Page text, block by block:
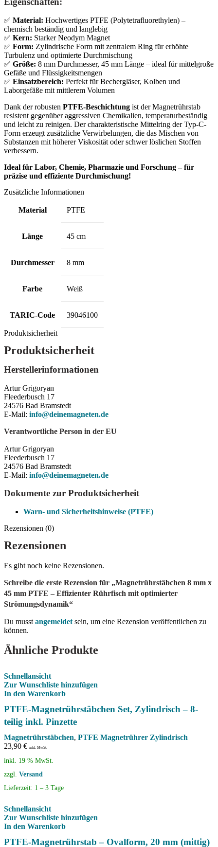
✅ Material: Hochwertiges PTFE (Polytetrafluorethylen) –
chemisch beständig und langlebig
✅ Kern: Starker Neodym Magnet
✅ Form: Zylindrische Form mit zentralem Ring für erhöhte
Turbulenz und optimierte Durchmischung
✅ Größe: 8 mm Durchmesser, 45 mm Länge – ideal für mittelgroße
Gefäße und Flüssigkeitsmengen
✅ Einsatzbereich: Perfekt für Bechergläser, Kolben und
Laborgefäße mit mittlerem Volumen
Dank der robusten PTFE-Beschichtung ist der Magnetrührstab
resistent gegenüber aggressiven Chemikalien, temperaturbeständig
und leicht zu reinigen. Der charakteristische Mittelring der Typ-C-
Form erzeugt zusätzliche Verwirbelungen, die das Mischen von
Substanzen mit höherer Viskosität oder schwer löslichen Stoffen
verbessern.
Ideal für Labor, Chemie, Pharmazie und Forschung – für
präzise und effiziente Durchmischung!
Zusätzliche Informationen
Material PTFE
Länge 45 cm
Durchmesser 8 mm
Farbe Weiß
TARIC-Code 39046100
Produktsicherheit
Produktsicherheit
Herstellerinformationen
Artur Grigoryan
Fleederbusch 17
24576 Bad Bramstedt
E-Mail: info@deinemagneten.de
Verantwortliche Person in der EU
Artur Grigoryan
Fleederbusch 17
24576 Bad Bramstedt
E-Mail: info@deinemagneten.de
Dokumente zur Produktsicherheit
Warn- und Sicherheitshinweise (PTFE)
Rezensionen (0)
Rezensionen
Es gibt noch keine Rezensionen.
Schreibe die erste Rezension für „Magnetrührstäbchen 8 mm x
45 mm PTFE – Effizienter Rührfisch mit optimierter
Strömungsdynamik“
Du musst angemeldet sein, um eine Rezension veröffentlichen zu
können.
Ähnliche Produkte
Schnellansicht
Zur Wunschliste hinzufügen
In den Warenkorb
PTFE-Magnetrührstäbchen Set, Zylindrisch – 8-
teilig inkl. Pinzette
Magnetrührstäbchen, PTFE Magnetrührer Zylindrisch
23,90 € inkl. MwSt.
inkl. 19 % MwSt.
zzgl. Versand
Lieferzeit: 1 – 3 Tage
Schnellansicht
Zur Wunschliste hinzufügen
In den Warenkorb
PTFE-Magnetrührstab – Ovalform, 20 mm (mittig)